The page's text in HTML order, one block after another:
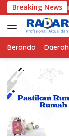
Langsung
ke
konten
Breaking News
Tempat
Beranda Daerah